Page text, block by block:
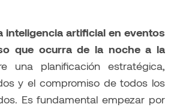
inteligencia artificial en eventos
que ocurra de la noche a la
una planificación estratégica,
y el compromiso de todos los
Es fundamental empezar por